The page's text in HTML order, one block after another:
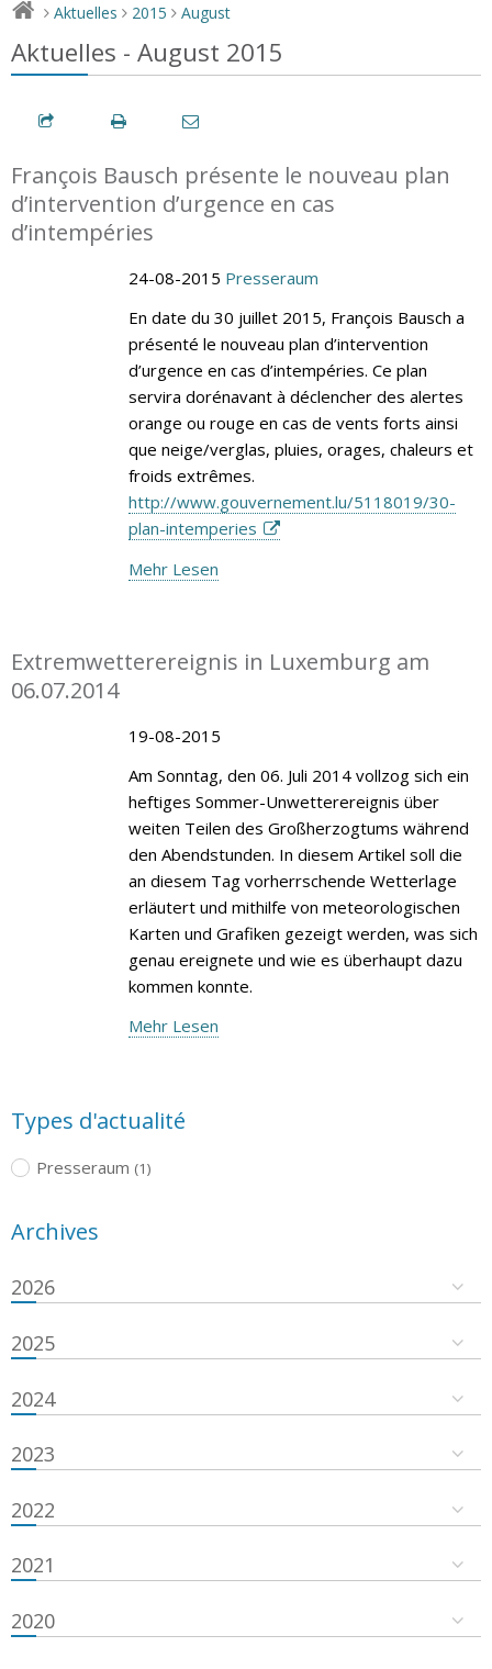
> Aktuelles > 2015 > August
Aktuelles - August 2015
François Bausch présente le nouveau plan
d’intervention d’urgence en cas
d’intempéries
24-08-2015 Presseraum
En date du 30 juillet 2015, François Bausch a
présenté le nouveau plan d’intervention
d’urgence en cas d’intempéries. Ce plan
servira dorénavant à déclencher des alertes
orange ou rouge en cas de vents forts ainsi
que neige/verglas, pluies, orages, chaleurs et
froids extrêmes.
http://www.gouvernement.lu/5118019/30-
plan-intemperies
Mehr Lesen
Extremwetterereignis in Luxemburg am
06.07.2014
19-08-2015
Am Sonntag, den 06. Juli 2014 vollzog sich ein
heftiges Sommer-Unwetterereignis über
weiten Teilen des Großherzogtums während
den Abendstunden. In diesem Artikel soll die
an diesem Tag vorherrschende Wetterlage
erläutert und mithilfe von meteorologischen
Karten und Grafiken gezeigt werden, was sich
genau ereignete und wie es überhaupt dazu
kommen konnte.
Mehr Lesen
Types d'actualité
Presseraum (1)
Archives
2026
2025
2024
2023
2022
2021
2020